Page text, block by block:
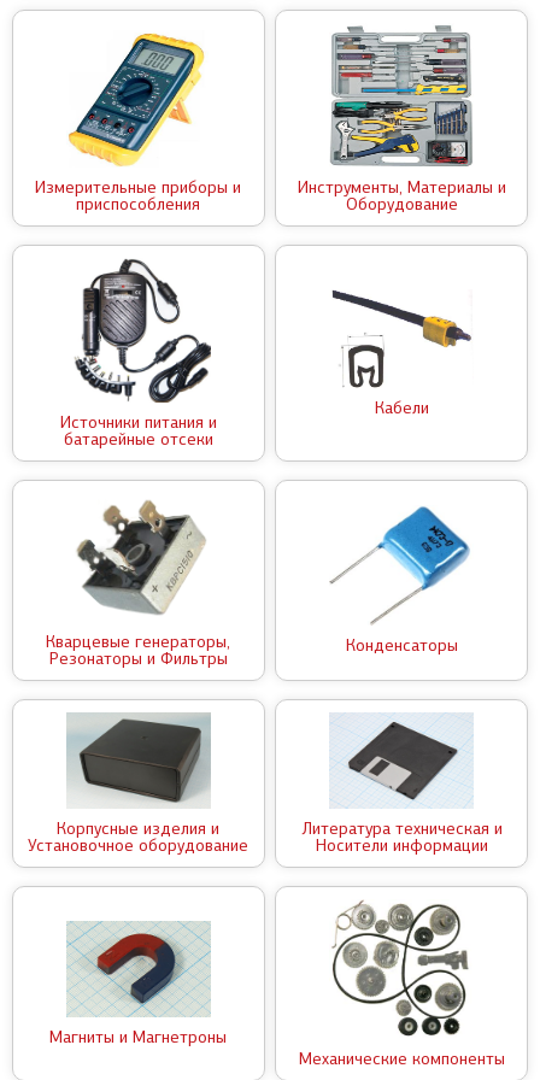
Измерительные приборы и
приспособления
Инструменты, Материалы и
Оборудование
Источники питания и
батарейные отсеки
Кабели
Кварцевые генераторы,
Резонаторы и Фильтры
Конденсаторы
Корпусные изделия и
Установочное оборудование
Литература техническая и
Носители информации
Магниты и Магнетроны
Механические компоненты